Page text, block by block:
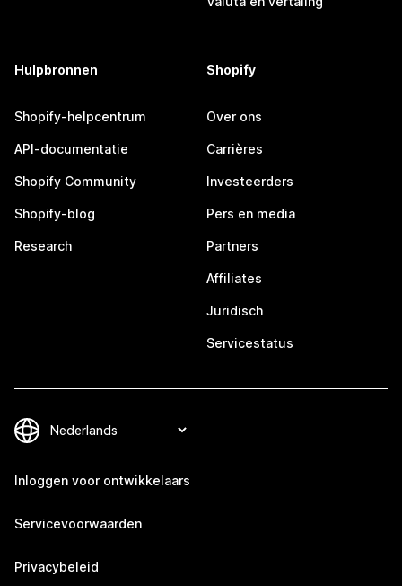
Hulpbronnen
Shopify-helpcentrum
API-documentatie
Shopify Community
Shopify-blog
Research
Shopify
Over ons
Carrières
Investeerders
Pers en media
Partners
Affiliates
Juridisch
Servicestatus
Inloggen voor ontwikkelaars
Servicevoorwaarden
Privacybeleid